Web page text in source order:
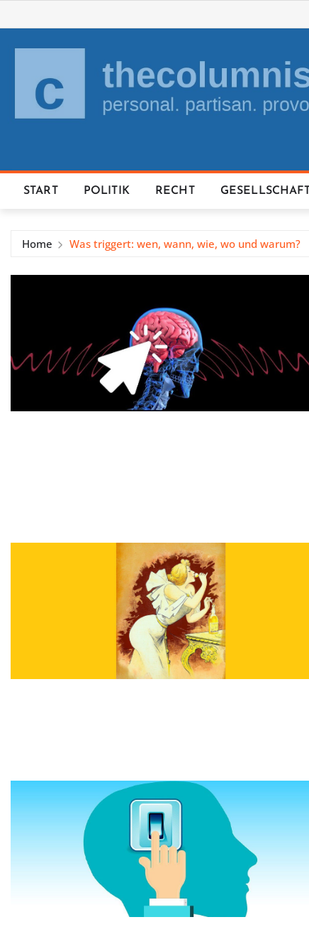
to
content
START POLITIK RECHT GESELLSCHAFT
Home Was triggert: wen, wann, wie, wo und warum?